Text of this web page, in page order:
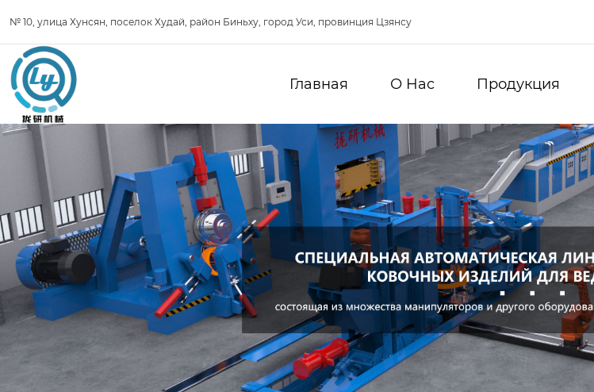
№ 10, улица Хунсян, поселок Худай, район Биньху, город Уси, провинция Цзянсу
Главная О Hас Продукция